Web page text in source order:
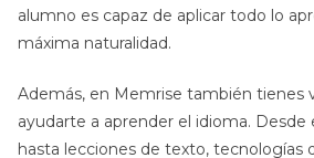
alumno es capaz de aplicar todo lo
máxima naturalidad.
Además, en Memrise también tienes
ayudarte a aprender el idioma. Desde
hasta lecciones de texto, tecnologías